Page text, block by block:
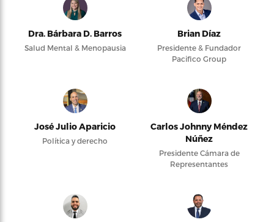
Dra. Bárbara D. Barros
Salud Mental & Menopausia
Brian Díaz
Presidente & Fundador
Pacifico Group
José Julio Aparicio
Política y derecho
Carlos Johnny Méndez
Núñez
Presidente Cámara de
Representantes